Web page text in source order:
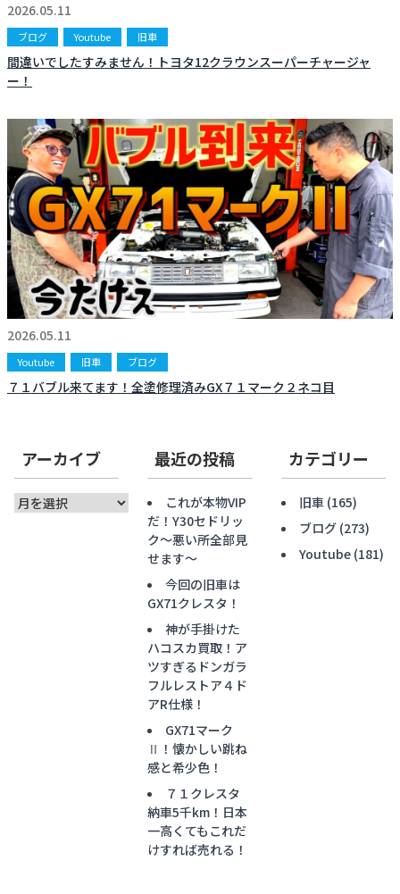
2026.05.11
ブログ Youtube 旧車
間違いでしたすみません！トヨタ12クラウンスーパーチャージャ
ー！
2026.05.11
Youtube 旧車 ブログ
７１バブル来てます！全塗修理済みGX７１マーク２ネコ目
アーカイブ
ア
最近の投稿
これが本物VIP
だ！Y30セドリッ
ク〜悪い所全部見
せます〜
今回の旧車は
GX71クレスタ！
神が手掛けた
ハコスカ買取！ア
ツすぎるドンガラ
フルレストア４ド
アR仕様！
GX71マーク
Ⅱ！懐かしい跳ね
感と希少色！
７１クレスタ
納車5千km！日本
一高くてもこれだ
けすれば売れる！
カテゴリー
旧車 (165)
ブログ(273)
Youtube(181)